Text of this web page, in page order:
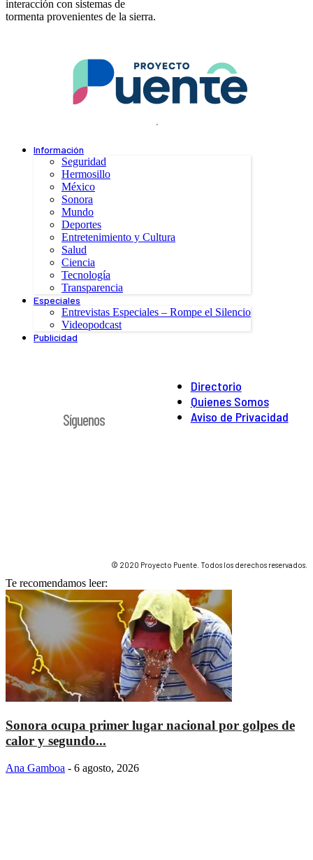
interacción con sistemas de
tormenta provenientes de la sierra.
.
Información
Seguridad
Hermosillo
México
Sonora
Mundo
Deportes
Entretenimiento y Cultura
Salud
Ciencia
Tecnología
Transparencia
Especiales
Entrevistas Especiales – Rompe el Silencio
Videopodcast
Publicidad
Directorio
Quienes Somos
Aviso de Privacidad
Síguenos
© 2020 Proyecto Puente. Todos los derechos reservados.
Te recomendamos leer:
Sonora ocupa primer lugar nacional por golpes de
calor y segundo...
Ana Gamboa - 6 agosto, 2026